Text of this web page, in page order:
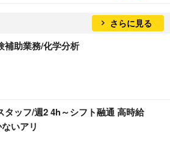
さらに見る
補助業務/化学分析
タッフ/週2 4h～シフト融通 高時給
いアリ